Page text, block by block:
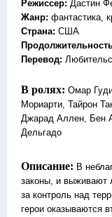
Режиссер: Дастин
Жанр: фантастика,
Страна: США
Перевод:
В ролях: Омар
Мориарти, Тайрон
Джарад Аллен, Бен
Дельгадо
Описание: В
законы, и выживают
за контроль над
герои оказываются